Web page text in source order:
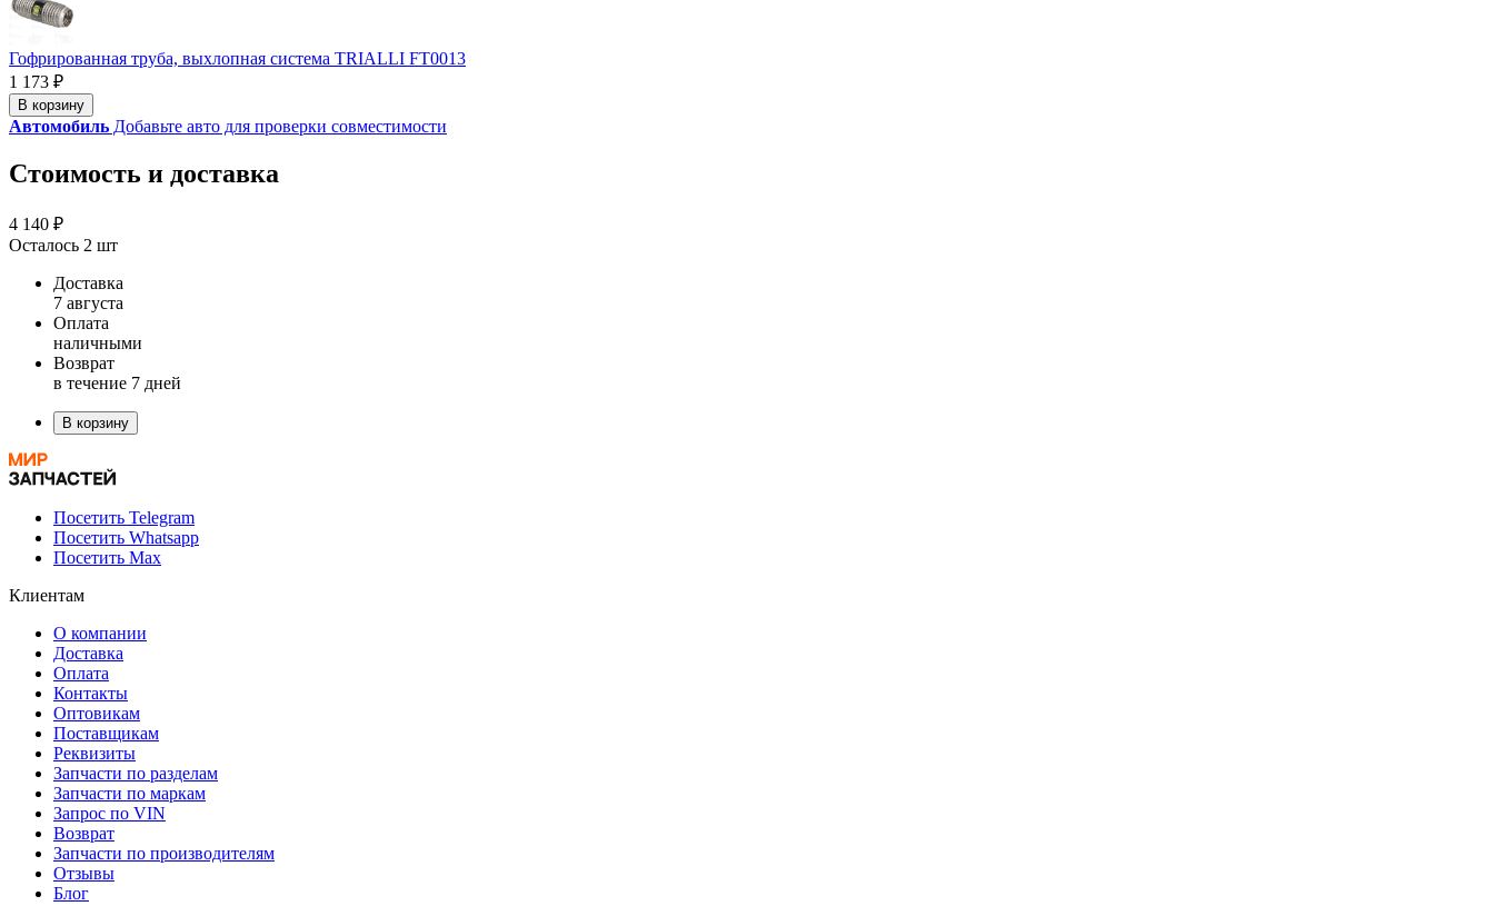
Гофрированная труба, выхлопная система TRIALLI FT0013
1 173 ₽
В корзину
Автомобиль Добавьте авто для проверки совместимости
Стоимость и доставка
4 140 ₽
Осталось 2 шт
Доставка
7 августа
Оплата
наличными
Возврат
в течение 7 дней
В корзину
Посетить Telegram
Посетить Whatsapp
Посетить Max
Клиентам
О компании
Доставка
Оплата
Контакты
Оптовикам
Поставщикам
Реквизиты
Запчасти по разделам
Запчасти по маркам
Запрос по VIN
Возврат
Запчасти по производителям
Отзывы
Блог